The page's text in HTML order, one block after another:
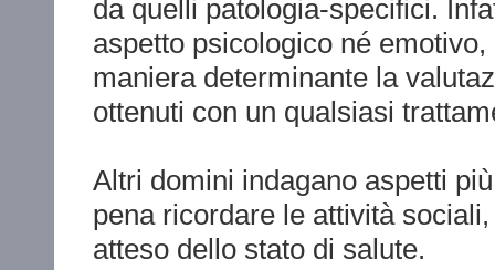
da quelli patologia-specifici.
aspetto psicologico né
maniera determinante la
ottenuti con un qualsiasi
Altri domini indagano aspetti
pena ricordare le attività
atteso dello stato di salute.